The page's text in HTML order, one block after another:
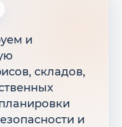
и
складов,
и